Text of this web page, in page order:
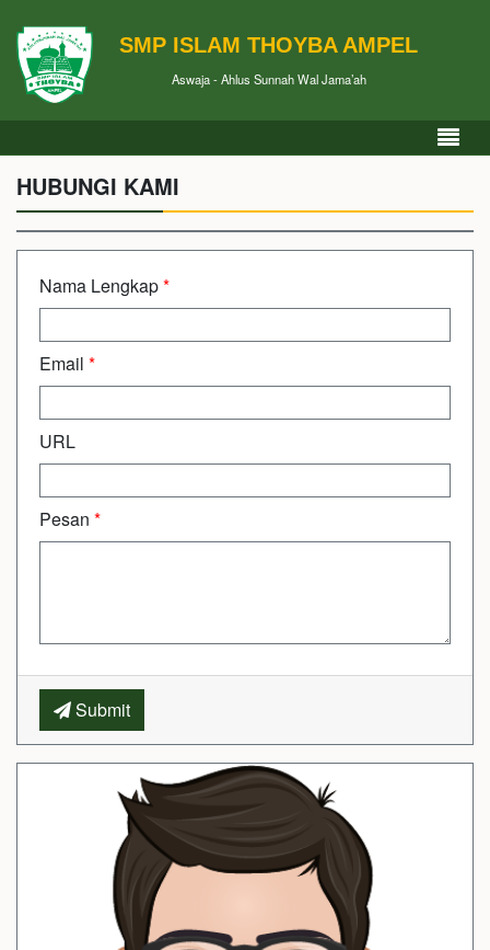
SMP ISLAM THOYBA AMPEL
Aswaja - Ahlus Sunnah Wal Jama’ah
HUBUNGI KAMI
Nama Lengkap*
Email *
URL
Pesan *
Submit